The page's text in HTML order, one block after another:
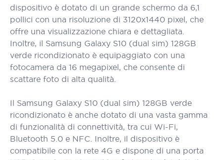
dispositivo è dotato di un grande schermo da 6,1
pollici con una risoluzione di 3120x1440 pixel, che
offre una visualizzazione chiara e dettagliata.
Inoltre, il Samsung Galaxy S10 (dual sim) 128GB
verde ricondizionato è equipaggiato con una
fotocamera da 16 megapixel, che consente di
scattare foto di alta qualità.
Il Samsung Galaxy S10 (dual sim) 128GB verde
ricondizionato è anche dotato di una vasta gamma
di funzionalità di connettività, tra cui Wi-Fi,
Bluetooth 5.0 e NFC. Inoltre, il dispositivo è
compatibile con la rete 4G e dispone di una porta